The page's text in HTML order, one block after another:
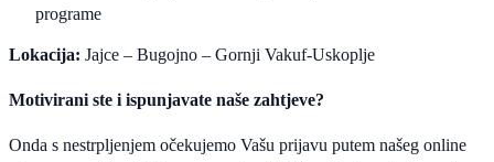
programe
Lokacija: Jajce – Bugojno – Gornji Vakuf-Uskoplje
Motivirani ste i ispunjavate naše zahtjeve?
Onda s nestrpljenjem očekujemo Vašu prijavu putem našeg online